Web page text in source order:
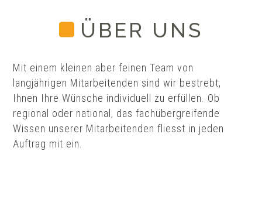
ÜBER UNS
Mit einem kleinen aber feinen Team von
langjährigen Mitarbeitenden sind wir bestrebt,
Ihnen Ihre Wünsche individuell zu erfüllen. Ob
regional oder national, das fachübergreifende
Wissen unserer Mitarbeitenden fliesst in jeden
Auftrag mit ein.